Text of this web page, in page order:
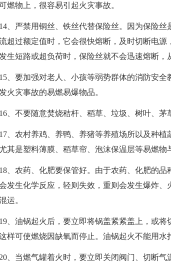
燃物上，很容易引起火灾事故。
14、严禁用铜丝、铁丝代替保险丝。因为保险
超过额定值时，它会很快熔断，及时切断电
生短路或超负荷时，保险丝就不会迅速熔断，
15、要加强对老人、小孩等弱势群体的消防安
火灾事故的易燃易爆物品。
16、不要随意焚烧秸杆、稻草、垃圾、树叶、茅
17、农村养鸡、养鸭、养猪等养殖场所以及种
其是塑料薄膜、稻草帘、泡沫保温层等易燃物
18、农药、化肥要保管好。由于农药、化肥的
发生化学反应，轻则失效，重则会发生爆炸
运。
19、油锅起火后，要立即将锅盖紧紧盖上，或
样可使燃烧因缺氧而停止。油锅起火不能用水
20、当燃气罐着火时，要立即关闭阀门、切断气